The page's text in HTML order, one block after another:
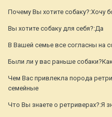
Почему Вы хотите собаку?:Хочу
Вы хотите собаку для себя?:Да
В Вашей семье все согласны на
Были ли у вас раньше
Чем Вас привлекла порода
семейные
Что Вы знаете о ретриверах?:Я